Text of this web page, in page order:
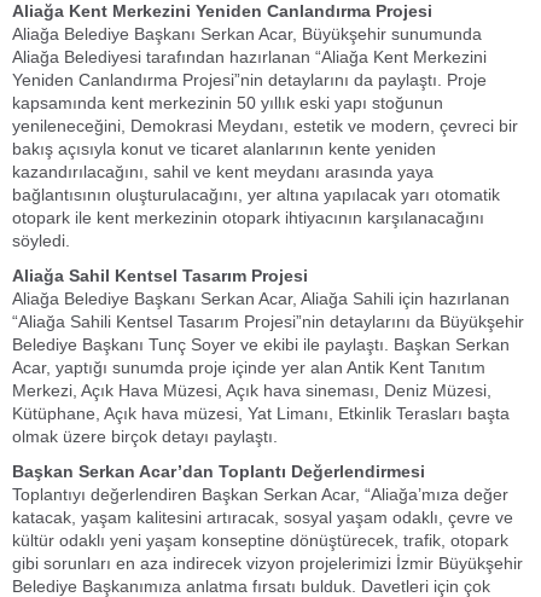
Aliağa Kent Merkezini Yeniden Canlandırma Projesi
Aliağa Belediye Başkanı Serkan Acar, Büyükşehir sunumunda
Aliağa Belediyesi tarafından hazırlanan “Aliağa Kent Merkezini
Yeniden Canlandırma Projesi”nin detaylarını da paylaştı. Proje
kapsamında kent merkezinin 50 yıllık eski yapı stoğunun
yenileneceğini, Demokrasi Meydanı, estetik ve modern, çevreci bir
bakış açısıyla konut ve ticaret alanlarının kente yeniden
kazandırılacağını, sahil ve kent meydanı arasında yaya
bağlantısının oluşturulacağını, yer altına yapılacak yarı otomatik
otopark ile kent merkezinin otopark ihtiyacının karşılanacağını
söyledi.
Aliağa Sahil Kentsel Tasarım Projesi
Aliağa Belediye Başkanı Serkan Acar, Aliağa Sahili için hazırlanan
“Aliağa Sahili Kentsel Tasarım Projesi”nin detaylarını da Büyükşehir
Belediye Başkanı Tunç Soyer ve ekibi ile paylaştı. Başkan Serkan
Acar, yaptığı sunumda proje içinde yer alan Antik Kent Tanıtım
Merkezi, Açık Hava Müzesi, Açık hava sineması, Deniz Müzesi,
Kütüphane, Açık hava müzesi, Yat Limanı, Etkinlik Terasları başta
olmak üzere birçok detayı paylaştı.
Başkan Serkan Acar’dan Toplantı Değerlendirmesi
Toplantıyı değerlendiren Başkan Serkan Acar, “Aliağa’mıza değer
katacak, yaşam kalitesini artıracak, sosyal yaşam odaklı, çevre ve
kültür odaklı yeni yaşam konseptine dönüştürecek, trafik, otopark
gibi sorunları en aza indirecek vizyon projelerimizi İzmir Büyükşehir
Belediye Başkanımıza anlatma fırsatı bulduk. Davetleri için çok